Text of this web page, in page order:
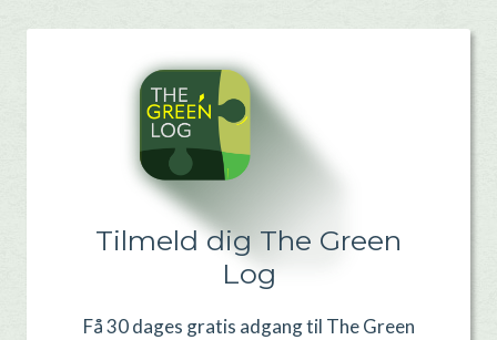
Tilmeld dig The Green
Log
Få 30 dages gratis adgang til The Green